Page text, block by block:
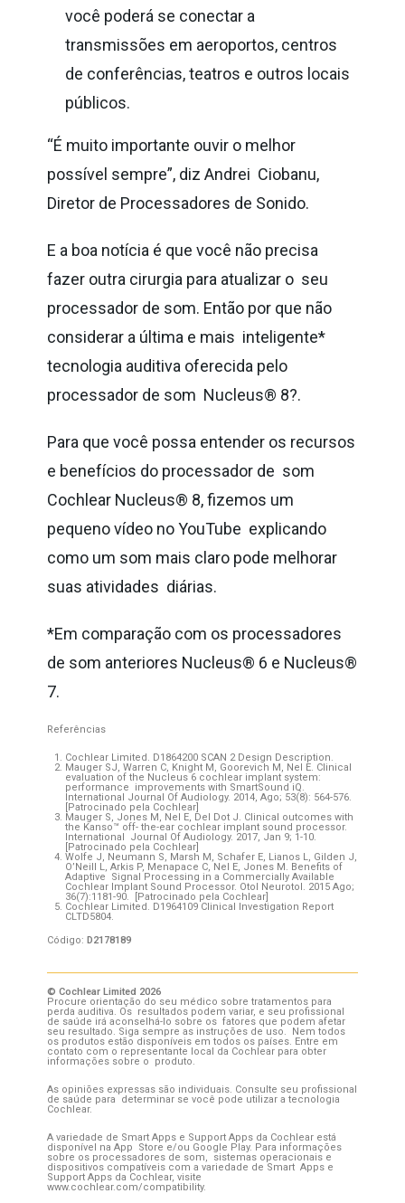
você poderá se conectar a
transmissões em aeroportos, centros
de conferências, teatros e outros locais
públicos.
“É muito importante ouvir o melhor
possível sempre”, diz Andrei Ciobanu,
Diretor de Processadores de Sonido.
E a boa notícia é que você não precisa
fazer outra cirurgia para atualizar o seu
processador de som. Então por que não
considerar a última e mais inteligente*
tecnologia auditiva oferecida pelo
processador de som Nucleus® 8?.
Para que você possa entender os recursos
e benefícios do processador de som
Cochlear Nucleus® 8, fizemos um
pequeno vídeo no YouTube explicando
como um som mais claro pode melhorar
suas atividades diárias.
*Em comparação com os processadores
de som anteriores Nucleus® 6 e Nucleus®
7.
Referências
Cochlear Limited. D1864200 SCAN 2 Design Description.
Mauger SJ, Warren C, Knight M, Goorevich M, Nel E. Clinical
evaluation of the Nucleus 6 cochlear implant system:
performance improvements with SmartSound iQ.
International Journal Of Audiology. 2014, Ago; 53(8): 564-576.
[Patrocinado pela Cochlear]
Mauger S, Jones M, Nel E, Del Dot J. Clinical outcomes with
the Kanso™ off- the-ear cochlear implant sound processor.
International Journal Of Audiology. 2017, Jan 9; 1-10.
[Patrocinado pela Cochlear]
Wolfe J, Neumann S, Marsh M, Schafer E, Lianos L, Gilden J,
O’Neill L, Arkis P, Menapace C, Nel E, Jones M. Benefits of
Adaptive Signal Processing in a Commercially Available
Cochlear Implant Sound Processor. Otol Neurotol. 2015 Ago;
36(7):1181-90. [Patrocinado pela Cochlear]
Cochlear Limited. D1964109 Clinical Investigation Report
CLTD5804.
Código: D2178189
© Cochlear Limited 2026
Procure orientação do seu médico sobre tratamentos para
perda auditiva. Os resultados podem variar, e seu profissional
de saúde irá aconselhá-lo sobre os fatores que podem afetar
seu resultado. Siga sempre as instruções de uso. Nem todos
os produtos estão disponíveis em todos os países. Entre em
contato com o representante local da Cochlear para obter
informações sobre o produto.
As opiniões expressas são individuais. Consulte seu profissional
de saúde para determinar se você pode utilizar a tecnologia
Cochlear.
A variedade de Smart Apps e Support Apps da Cochlear está
disponível na App Store e/ou Google Play. Para informações
sobre os processadores de som, sistemas operacionais e
dispositivos compatíveis com a variedade de Smart Apps e
Support Apps da Cochlear, visite
www.cochlear.com/compatibility.